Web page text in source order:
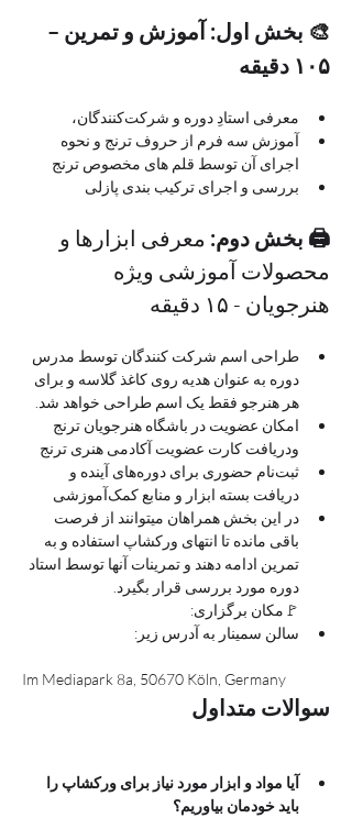
🎨 بخش اول: آموزش و تمرین –
۱۰۵ دقیقه
معرفی استادِ دوره و شرکت‌کنندگان،
آموزش سه فرم از حروف ترنج و نحوه
اجرای آن توسط قلم های مخصوص ترنج
بررسی و اجرای ترکیب بندی پازلی
🖨 بخش دوم: معرفی ابزارها و
محصولات آموزشی ویژه
هنرجویان - ۱۵ دقیقه
طراحی اسم شرکت کنندگان توسط مدرس
دوره به عنوان هدیه روی کاغذ گلاسه و برای
هر هنرجو فقط یک اسم طراحی خواهد شد.
امکان عضویت در باشگاه هنرجویان ترنج
ودریافت کارت عضویت آکادمی هنری ترنج
ثبت‌نام حضوری برای دوره‌های آینده و
دریافت بسته ابزار و منابع کمک‌آموزشی
در این بخش همراهان میتوانند از فرصت
باقی مانده تا انتهای ورکشاپ استفاده و به
تمرین ادامه دهند و تمرینات آنها توسط استاد
دوره مورد بررسی قرار بگیرد.
🚩مکان برگزاری:
سالن سمینار به آدرس زیر:
Im Mediapark 8a, 50670 Köln, Germany
سوالات متداول
آیا مواد و ابزار مورد نیاز برای ورکشاپ را
باید خودمان بیاوریم؟